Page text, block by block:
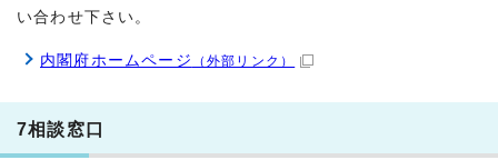
い合わせ下さい。
内閣府ホームページ （外部リンク）
7相談窓口